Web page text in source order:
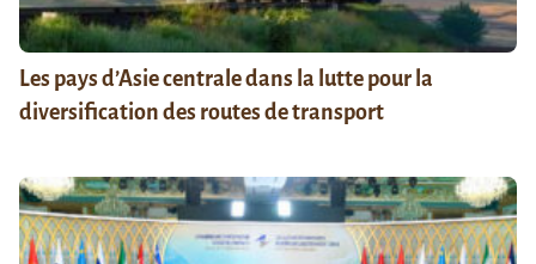
Les pays d’Asie centrale dans la lutte pour la
diversification des routes de transport